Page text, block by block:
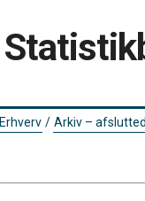
Erhverv / Arkiv –